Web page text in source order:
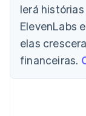
lerá
ElevenLabs
elas
financeiras.